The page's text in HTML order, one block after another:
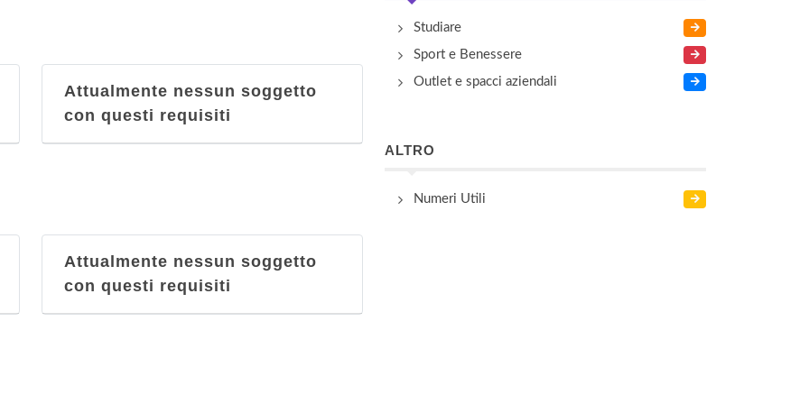
Attualmente nessun soggetto
con questi requisiti
Attualmente nessun soggetto
con questi requisiti
Studiare
Sport e Benessere
Outlet e spacci aziendali
ALTRO
Numeri Utili